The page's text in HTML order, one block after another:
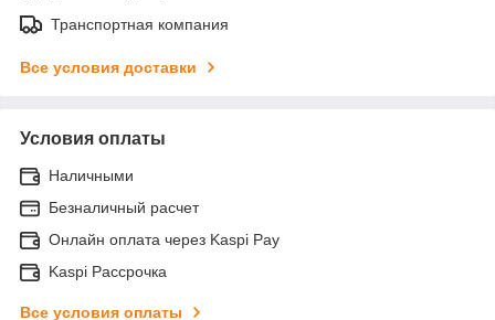
Транспортная компания
Все условия доставки
Условия оплаты
Наличными
Безналичный расчет
Онлайн оплата через Kaspi Pay
Kaspi Рассрочка
Все условия оплаты